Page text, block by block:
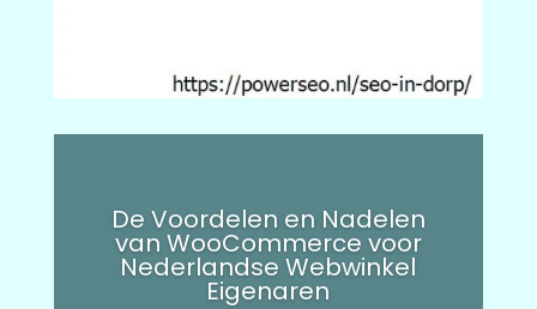
De Voordelen en Nadelen
van WooCommerce voor
Nederlandse Webwinkel
Eigenaren